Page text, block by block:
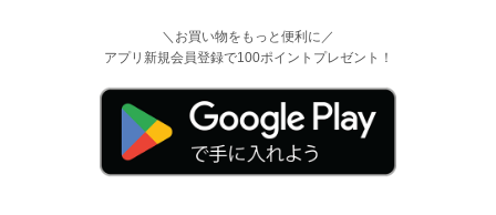
＼お買い物をもっと便利に／
アプリ新規会員登録で100ポイントプレゼント！